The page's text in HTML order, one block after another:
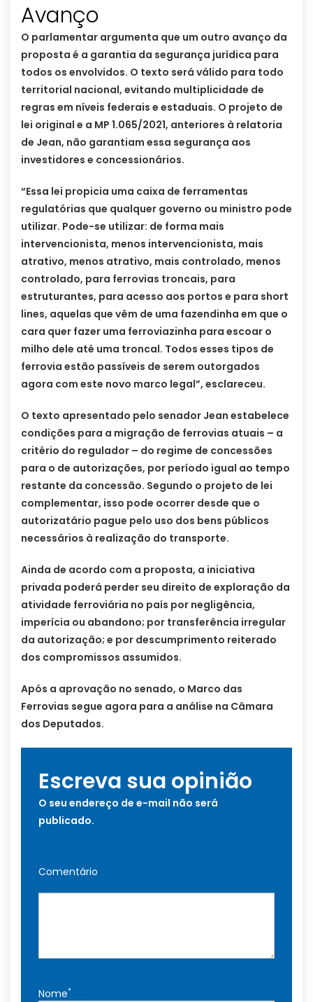
Avanço
O parlamentar argumenta que um outro avanço da
proposta é a garantia da segurança jurídica para
todos os envolvidos. O texto será válido para todo
territorial nacional, evitando multiplicidade de
regras em níveis federais e estaduais. O projeto de
lei original e a MP 1.065/2021, anteriores à relatoria
de Jean, não garantiam essa segurança aos
investidores e concessionários.
“Essa lei propicia uma caixa de ferramentas
regulatórias que qualquer governo ou ministro pode
utilizar. Pode-se utilizar: de forma mais
intervencionista, menos intervencionista, mais
atrativo, menos atrativo, mais controlado, menos
controlado, para ferrovias troncais, para
estruturantes, para acesso aos portos e para short
lines, aquelas que vêm de uma fazendinha em que o
cara quer fazer uma ferroviazinha para escoar o
milho dele até uma troncal. Todos esses tipos de
ferrovia estão passíveis de serem outorgados
agora com este novo marco legal”, esclareceu.
O texto apresentado pelo senador Jean estabelece
condições para a migração de ferrovias atuais – a
critério do regulador – do regime de concessões
para o de autorizações, por período igual ao tempo
restante da concessão. Segundo o projeto de lei
complementar, isso pode ocorrer desde que o
autorizatário pague pelo uso dos bens públicos
necessários à realização do transporte.
Ainda de acordo com a proposta, a iniciativa
privada poderá perder seu direito de exploração da
atividade ferroviária no país por negligência,
imperícia ou abandono; por transferência irregular
da autorização; e por descumprimento reiterado
dos compromissos assumidos.
Após a aprovação no senado, o Marco das
Ferrovias segue agora para a análise na Câmara
dos Deputados.
Escreva sua opinião
O seu endereço de e-mail não será
publicado.
Comentário
Nome*